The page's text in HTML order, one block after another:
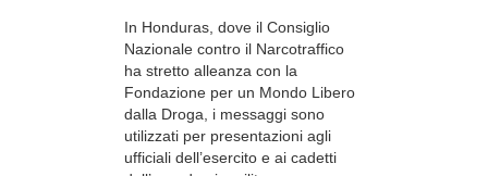
In Honduras, dove il Consiglio
Nazionale contro il Narcotraffico
ha stretto alleanza con la
Fondazione per un Mondo Libero
dalla Droga, i messaggi sono
utilizzati per presentazioni agli
ufficiali dell’esercito e ai cadetti